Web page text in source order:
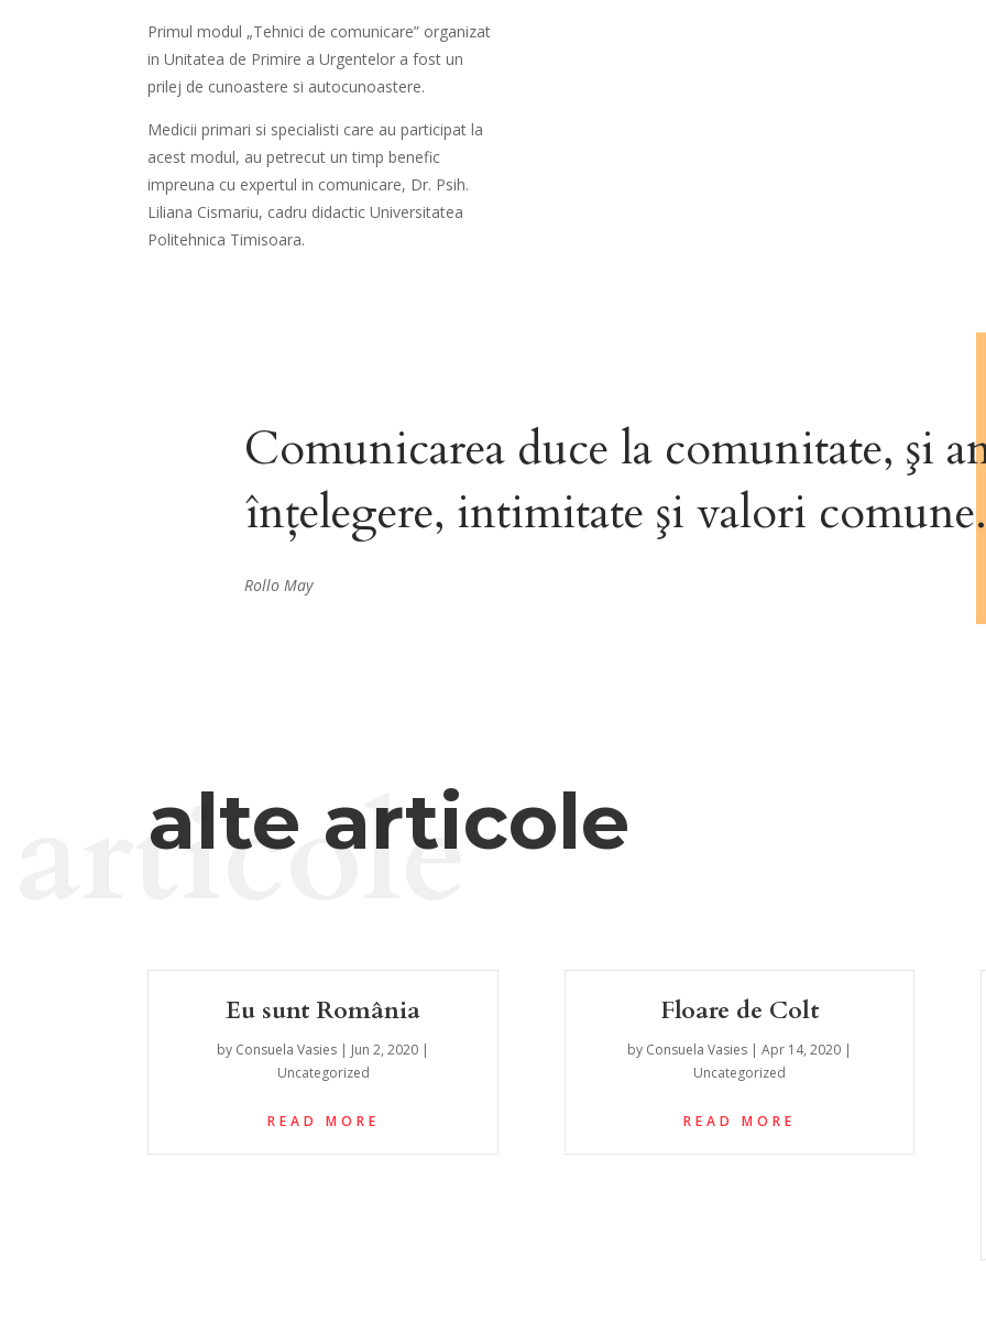
Primul modul „Tehnici de comunicare” organizat
in Unitatea de Primire a Urgentelor a fost un
prilej de cunoastere si autocunoastere.
Medicii primari si specialisti care au participat la
acest modul, au petrecut un timp benefic
impreuna cu expertul in comunicare, Dr. Psih.
Liliana Cismariu, cadru didactic Universitatea
Politehnica Timisoara.
Comunicarea duce la comunitate, şi
înţelegere, intimitate şi valori comune.
Rollo May
alte articole
articole
Eu sunt România
by Consuela Vasies | Jun 2, 2020 |
Uncategorized
READ MORE
Floare de Colt
by Consuela Vasies| Apr 14, 2020|
Uncategorized
READ MORE